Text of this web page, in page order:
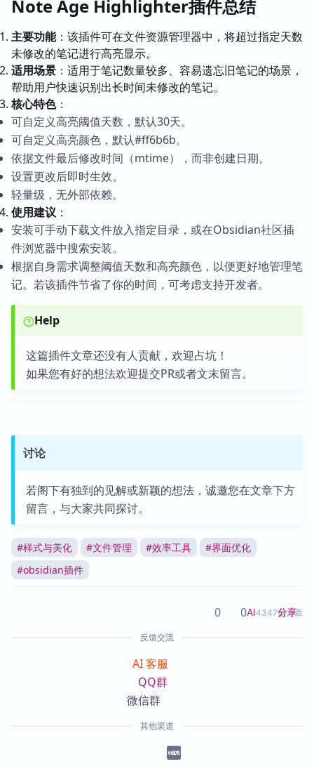
Note Age Highlighter插件总结
主要功能：该插件可在文件资源管理器中，将超过指定天数
未修改的笔记进行高亮显示。
适用场景 ：适用于笔记数量较多、容易遗忘旧笔记的场景，
帮助用户快速识别出长时间未修改的笔记。
核心特色：
可自定义高亮阈值天数，默认30天。
可自定义高亮颜色，默认#ff6b6b。
依据文件最后修改时间（mtime），而非创建日期。
设置更改后即时生效。
轻量级，无外部依赖。
使用建议 ：
安装可手动下载文件放入指定目录，或在Obsidian社区插
件浏览器中搜索安装。
根据自身需求调整阈值天数和高亮颜色，以便更好地管理笔
记。若该插件节省了你的时间，可考虑支持开发者。
Help
这篇插件文章还没有人贡献，欢迎占坑！
如果您有好的想法欢迎提交PR或者文末留言。
讨论
若阁下有独到的见解或新颖的想法，诚邀您在文章下方
留言，与大家共同探讨。
#样式与美化 #文件管理 #效率工具 #界面优化
#obsidian插件
AI4347篇文章
0 0 分享
反馈交流
AI 客服
QQ群
微信群
其他渠道